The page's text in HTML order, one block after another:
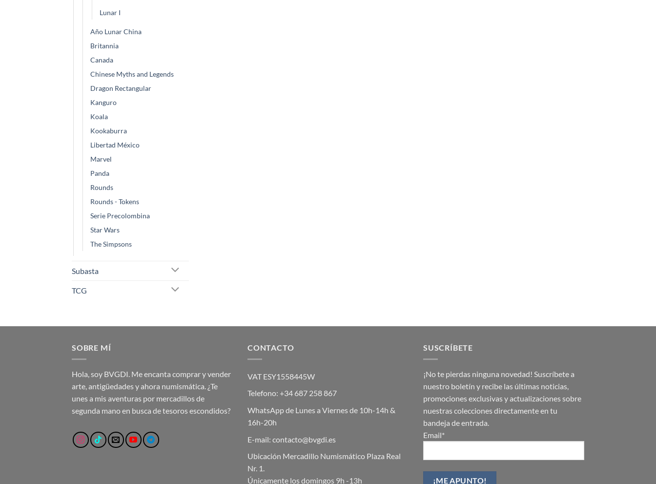
Lunar I
Año Lunar China
Britannia
Canada
Chinese Myths and Legends
Dragon Rectangular
Kanguro
Koala
Kookaburra
Libertad México
Marvel
Panda
Rounds
Rounds - Tokens
Serie Precolombina
Star Wars
The Simpsons
Subasta
TCG
SOBRE MÍ
Hola, soy BVGDI. Me encanta comprar y vender
arte, antigüedades y ahora numismática. ¿Te
unes a mis aventuras por mercadillos de
segunda mano en busca de tesoros escondidos?
CONTACTO
VAT ESY1558445W
Telefono: +34 687 258 867
WhatsApp de Lunes a Viernes de 10h-14h &
16h-20h
E-mail: contacto@bvgdi.es
Ubicación Mercadillo Numismático Plaza Real
Nr. 1.
Únicamente los domingos 9h -13h
SUSCRÍBETE
¡No te pierdas ninguna novedad! Suscríbete a
nuestro boletín y recibe las últimas noticias,
promociones exclusivas y actualizaciones sobre
nuestras colecciones directamente en tu
bandeja de entrada.
Email*